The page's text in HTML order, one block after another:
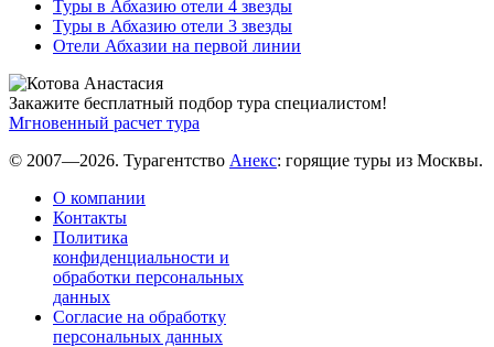
Туры в Абхазию отели 4 звезды
Туры в Абхазию отели 3 звезды
Отели Абхазии на первой линии
Закажите бесплатный подбор тура специалистом!
Мгновенный расчет тура
© 2007—2026. Турагентство Анекс: горящие туры из Москвы.
О компании
Контакты
Политика
конфиденциальности и
обработки персональных
данных
Согласие на обработку
персональных данных